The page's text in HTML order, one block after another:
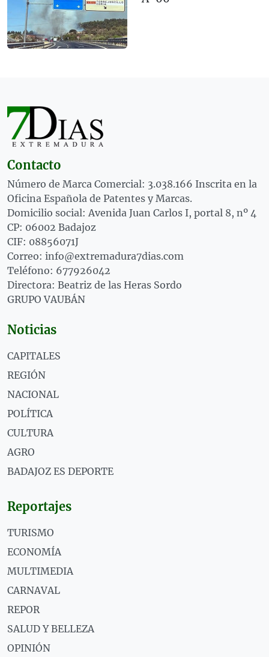
Contacto
Número de Marca Comercial: 3.038.166 Inscrita en la
Oficina Española de Patentes y Marcas.
Domicilio social: Avenida Juan Carlos I, portal 8, nº 4
CP: 06002 Badajoz
CIF: 08856071J
Correo: info@extremadura7dias.com
Teléfono: 677926042
Directora: Beatriz de las Heras Sordo
GRUPO VAUBÁN
Noticias
CAPITALES
REGIÓN
NACIONAL
POLÍTICA
CULTURA
AGRO
BADAJOZ ES DEPORTE
Reportajes
TURISMO
ECONOMÍA
MULTIMEDIA
CARNAVAL
REPOR
SALUD Y BELLEZA
OPINIÓN